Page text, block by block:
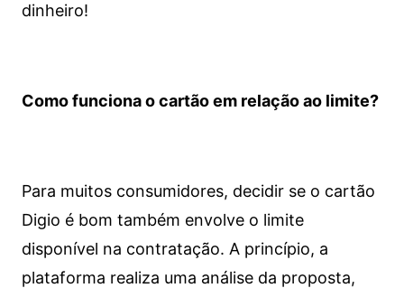
dinheiro!
Como funciona o cartão em relação ao limite?
Para muitos consumidores, decidir se o cartão
Digio é bom também envolve o limite
disponível na contratação. A princípio, a
plataforma realiza uma análise da proposta,